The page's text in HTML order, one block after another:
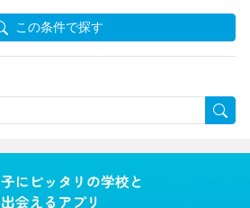
この条件で探す